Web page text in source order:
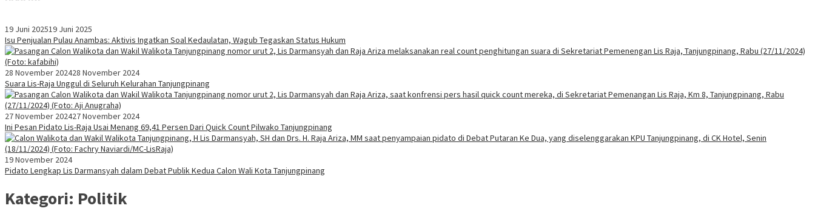
19 Juni 202519 Juni 2025
Isu Penjualan Pulau Anambas: Aktivis Ingatkan Soal Kedaulatan, Wagub Tegaskan Status Hukum
28 November 202428 November 2024
Suara Lis-Raja Unggul di Seluruh Kelurahan Tanjungpinang
27 November 202427 November 2024
Ini Pesan Pidato Lis-Raja Usai Menang 69,41 Persen Dari Quick Count Pilwako Tanjungpinang
19 November 2024
Pidato Lengkap Lis Darmansyah dalam Debat Publik Kedua Calon Wali Kota Tanjungpinang
Kategori: Politik